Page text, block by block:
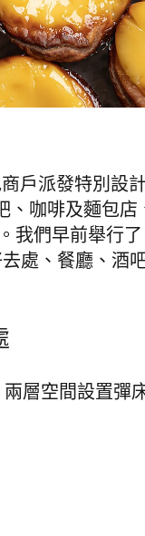
戶派發特別設
、咖啡及麵包店
我們早前舉行
處、餐廳、酒
層空間設置彈